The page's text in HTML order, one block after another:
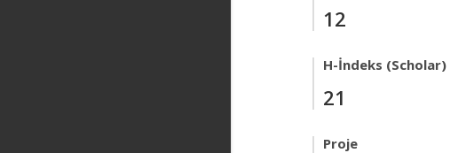
12
H-İndeks (Scholar)
21
Proje